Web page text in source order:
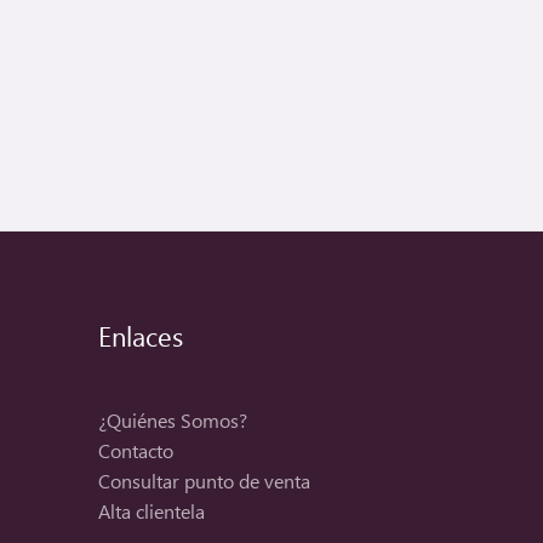
Enlaces
¿Quiénes Somos?
Contacto
Consultar punto de venta
Alta clientela